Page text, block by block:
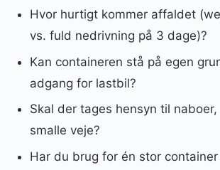
Hvor hurtigt kommer affaldet
vs. fuld nedrivning på 3 dage)?
Kan containeren stå på egen
adgang for lastbil?
Skal der tages hensyn til
smalle veje?
Har du brug for én stor